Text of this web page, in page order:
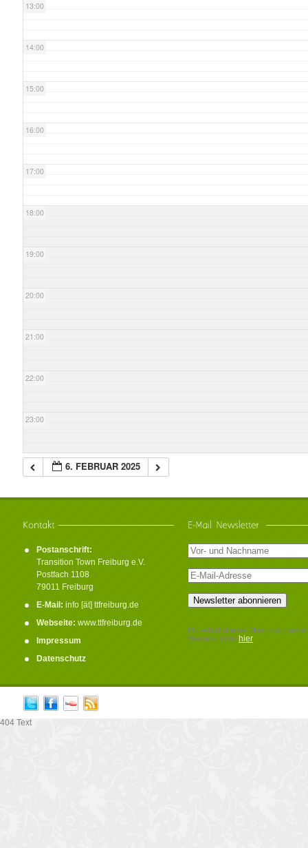
13:00
14:00
15:00
16:00
17:00
18:00
19:00
20:00
21:00
22:00
23:00
6. FEBRUAR 2025
Postanschrift:
Transition Town Freiburg e.V.
Postfach 1108
79011 Freiburg
E-Mail: info [ät] ttfreiburg.de
Webseite: www.ttfreiburg.de
Impressum
Datenschutz
Du erhältst eine Mail zum
Weitere Infos hier
.
404 Text